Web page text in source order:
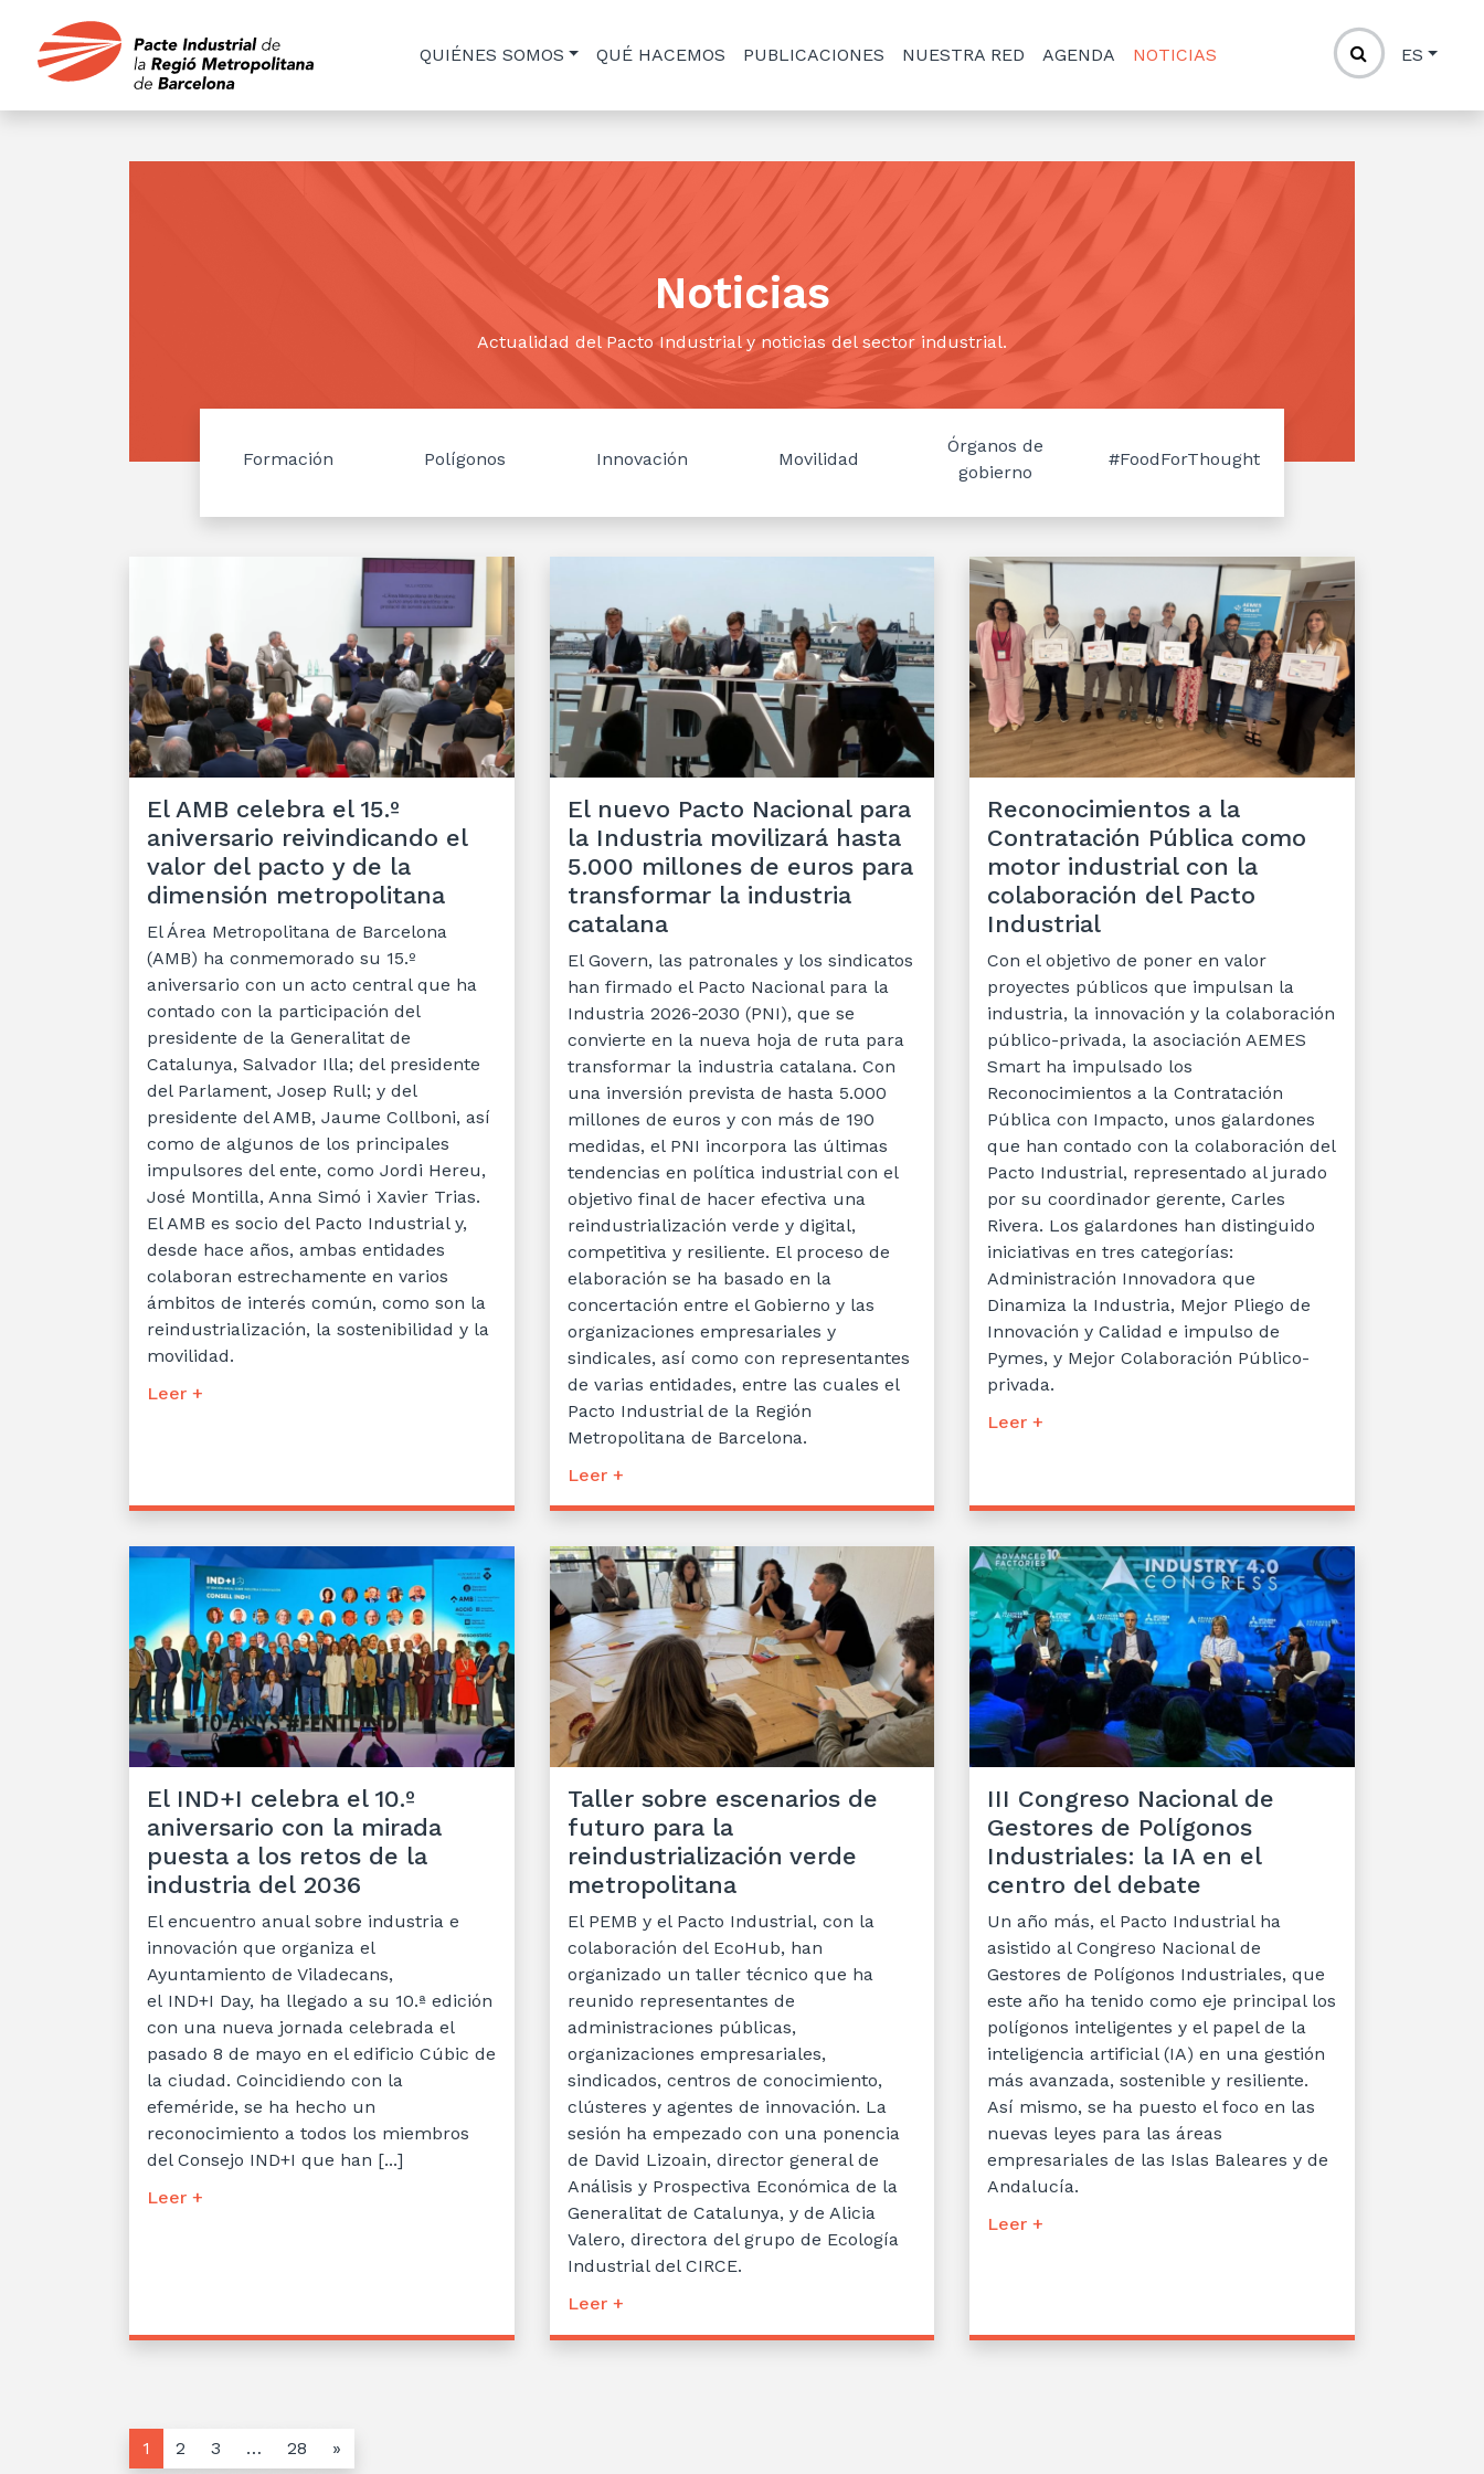
QUIÉNES SOMOS QUÉ HACEMOS PUBLICACIONES NUESTRA RED AGENDA NOTICIAS ES
Noticias
Actualidad del Pacto Industrial y noticias del sector industrial.
Formación Polígonos Innovación Movilidad
Órganos de
gobierno
#FoodForThought
El AMB celebra el 15.º
aniversario reivindicando el
valor del pacto y de la
dimensión metropolitana
El Área Metropolitana de Barcelona
(AMB) ha conmemorado su 15.º
aniversario con un acto central que ha
contado con la participación del
presidente de la Generalitat de
Catalunya, Salvador Illa; del presidente
del Parlament, Josep Rull; y del
presidente del AMB, Jaume Collboni, así
como de algunos de los principales
impulsores del ente, como Jordi Hereu,
José Montilla, Anna Simó i Xavier Trias.
El AMB es socio del Pacto Industrial y,
desde hace años, ambas entidades
colaboran estrechamente en varios
ámbitos de interés común, como son la
reindustrialización, la sostenibilidad y la
movilidad.
Leer +
El nuevo Pacto Nacional para
la Industria movilizará hasta
5.000 millones de euros para
transformar la industria
catalana
El Govern, las patronales y los sindicatos
han firmado el Pacto Nacional para la
Industria 2026-2030 (PNI), que se
convierte en la nueva hoja de ruta para
transformar la industria catalana. Con
una inversión prevista de hasta 5.000
millones de euros y con más de 190
medidas, el PNI incorpora las últimas
tendencias en política industrial con el
objetivo final de hacer efectiva una
reindustrialización verde y digital,
competitiva y resiliente. El proceso de
elaboración se ha basado en la
concertación entre el Gobierno y las
organizaciones empresariales y
sindicales, así como con representantes
de varias entidades, entre las cuales el
Pacto Industrial de la Región
Metropolitana de Barcelona.
Leer +
Reconocimientos a la
Contratación Pública como
motor industrial con la
colaboración del Pacto
Industrial
Con el objetivo de poner en valor
proyectes públicos que impulsan la
industria, la innovación y la colaboración
público-privada, la asociación AEMES
Smart ha impulsado los
Reconocimientos a la Contratación
Pública con Impacto, unos galardones
que han contado con la colaboración del
Pacto Industrial, representado al jurado
por su coordinador gerente, Carles
Rivera. Los galardones han distinguido
iniciativas en tres categorías:
Administración Innovadora que
Dinamiza la Industria, Mejor Pliego de
Innovación y Calidad e impulso de
Pymes, y Mejor Colaboración Público-
privada.
Leer +
El IND+I celebra el 10.º
aniversario con la mirada
puesta a los retos de la
industria del 2036
El encuentro anual sobre industria e
innovación que organiza el
Ayuntamiento de Viladecans,
el IND+I Day, ha llegado a su 10.ª edición
con una nueva jornada celebrada el
pasado 8 de mayo en el edificio Cúbic de
la ciudad. Coincidiendo con la
efeméride, se ha hecho un
reconocimiento a todos los miembros
del Consejo IND+I que han [...]
Leer +
Taller sobre escenarios de
futuro para la
reindustrialización verde
metropolitana
El PEMB y el Pacto Industrial, con la
colaboración del EcoHub, han
organizado un taller técnico que ha
reunido representantes de
administraciones públicas,
organizaciones empresariales,
sindicados, centros de conocimiento,
clústeres y agentes de innovación. La
sesión ha empezado con una ponencia
de David Lizoain, director general de
Análisis y Prospectiva Económica de la
Generalitat de Catalunya, y de Alicia
Valero, directora del grupo de Ecología
Industrial del CIRCE.
Leer +
III Congreso Nacional de
Gestores de Polígonos
Industriales: la IA en el
centro del debate
Un año más, el Pacto Industrial ha
asistido al Congreso Nacional de
Gestores de Polígonos Industriales, que
este año ha tenido como eje principal los
polígonos inteligentes y el papel de la
inteligencia artificial (IA) en una gestión
más avanzada, sostenible y resiliente.
Así mismo, se ha puesto el foco en las
nuevas leyes para las áreas
empresariales de las Islas Baleares y de
Andalucía.
Leer +
1 2 3 … 28 »